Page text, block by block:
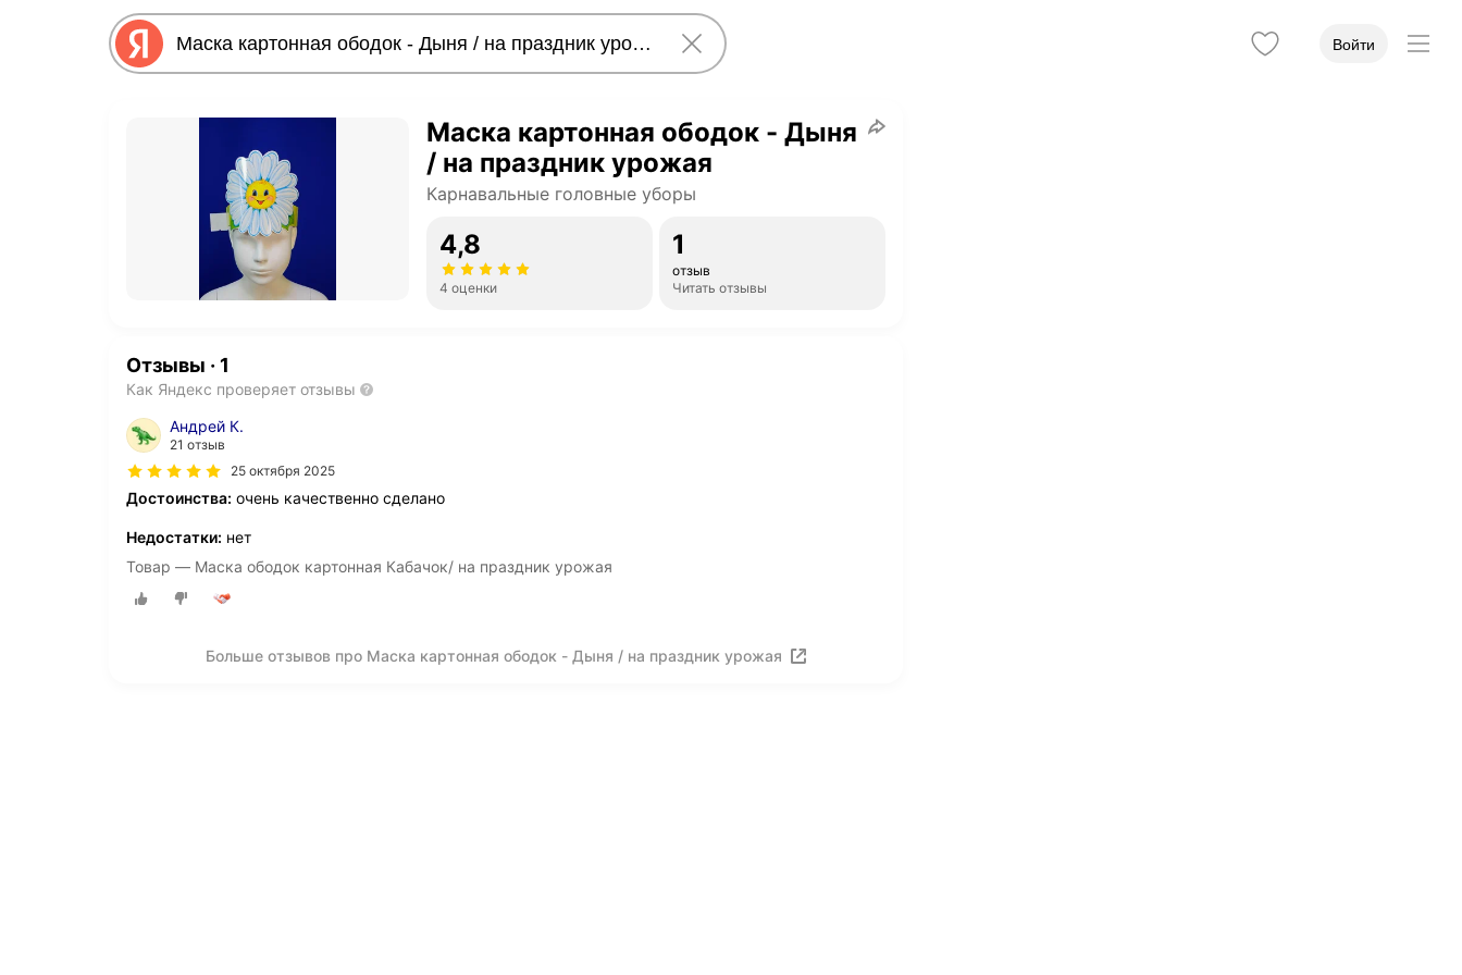
Войти
Маска картонная ободок - Дыня
/ на праздник урожая
Карнавальные головные уборы
4,8
4 оценки
1
отзыв
Читать отзывы
Отзывы · 1
Как Яндекс проверяет отзывы
Андрей К.
21 отзыв
25 октября 2025
Достоинства: очень качественно сделано
Недостатки: нет
Товар — Маска ободок картонная Кабачок/ на праздник урожая
Больше отзывов про Маска картонная ободок - Дыня / на праздник урожая